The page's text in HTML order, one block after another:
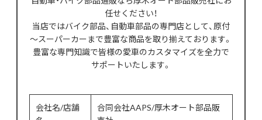
任せください！
当店ではバイク部品、自動車部品の専門店として、原付
～スーパーカーまで豊富な商品を取り揃えております。
豊富な専門知識で皆様の愛車のカスタマイズを全力で
サポートいたします。
会社名/店舗
合同会社AAPS/厚木オート部品販